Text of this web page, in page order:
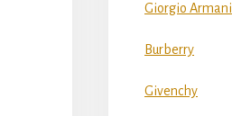
Giorgio Armani
Burberry
Givenchy